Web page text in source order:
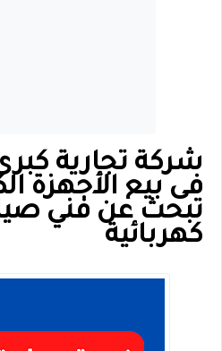
شركة تجارية
في بيع الأجهزة
تبحث عن فني
كهربائية